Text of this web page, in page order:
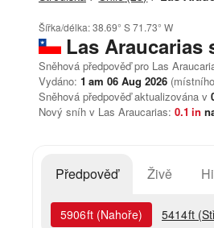
Šířka/délka:38.69° S71.73° W
Las Araucarias
Sněhová předpověď pro Las
Vydáno: 1 am 06 Aug 2026
Sněhová předpověď aktualizována v
Nový sníh v Las Araucarias: 0.1 in
Předpověď Živě
5906ft (Nahoře) 5414ft